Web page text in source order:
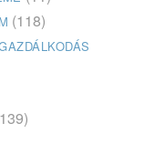
(118)